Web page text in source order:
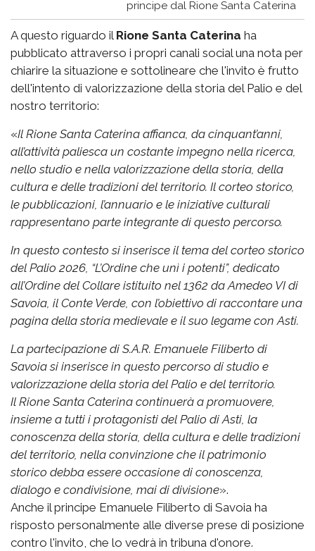
principe dal Rione Santa Caterina
A questo riguardo il Rione Santa Caterina ha
pubblicato attraverso i propri canali social una nota per
chiarire la situazione e sottolineare che l'invito è frutto
dell'intento di valorizzazione della storia del Palio e del
nostro territorio:
«Il Rione Santa Caterina affianca, da cinquant’anni,
all’attività paliesca un costante impegno nella ricerca,
nello studio e nella valorizzazione della storia, della
cultura e delle tradizioni del territorio. Il corteo storico,
le pubblicazioni, l’annuario e le iniziative culturali
rappresentano parte integrante di questo percorso.
In questo contesto si inserisce il tema del corteo storico
del Palio 2026, “L’Ordine che unì i potenti”, dedicato
all’Ordine del Collare istituito nel 1362 da Amedeo VI di
Savoia, il Conte Verde, con l’obiettivo di raccontare una
pagina della storia medievale e il suo legame con Asti.
La partecipazione di S.A.R. Emanuele Filiberto di
Savoia si inserisce in questo percorso di studio e
valorizzazione della storia del Palio e del territorio.
Il Rione Santa Caterina continuerà a promuovere,
insieme a tutti i protagonisti del Palio di Asti, la
conoscenza della storia, della cultura e delle tradizioni
del territorio, nella convinzione che il patrimonio
storico debba essere occasione di conoscenza,
dialogo e condivisione, mai di divisione».
Anche il principe Emanuele Filiberto di Savoia ha
risposto personalmente alle diverse prese di posizione
contro l'invito, che lo vedrà in tribuna d'onore.